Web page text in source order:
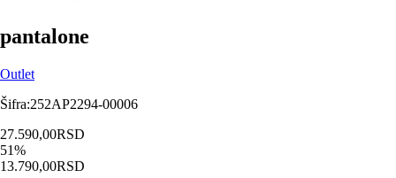
pantalone
Outlet
Šifra:252AP2294-00006
27.590,00RSD
51%
13.790,00RSD